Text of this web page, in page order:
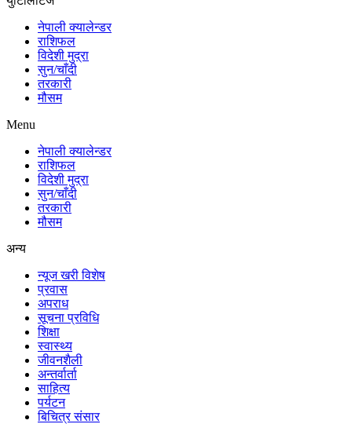
नेपाली क्यालेन्डर
राशिफल
विदेशी मुद्रा
सुन/चाँदी
तरकारी
मौसम
Menu
नेपाली क्यालेन्डर
राशिफल
विदेशी मुद्रा
सुन/चाँदी
तरकारी
मौसम
अन्य
न्यूज खरी विशेष
प्रवास
अपराध
सूचना प्रविधि
शिक्षा
स्वास्थ्य
जीवनशैली
अन्तर्वार्ता
साहित्य
पर्यटन
बिचित्र संसार